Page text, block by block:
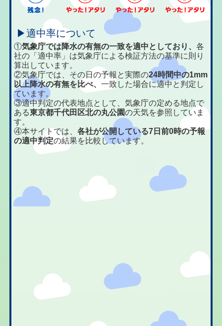
▶適中率について
①気象庁では降水の有無の一致を適中としており、各
社の「適中率」は気象庁による検証方法の基準に則り
算出しています。
②気象庁では、その日の予報と実際の24時間中の1mm
以上降水の有無を比べ、一致した場合に適中と判定し
ています。
③適中判定の代表地点として、気象庁の定める地点で
ある東京都千代田区北の丸公園の天気を参照していま
す。
④本サイトでは、各社が公開している7日前0時の予報
の適中判定の結果を比較しています。